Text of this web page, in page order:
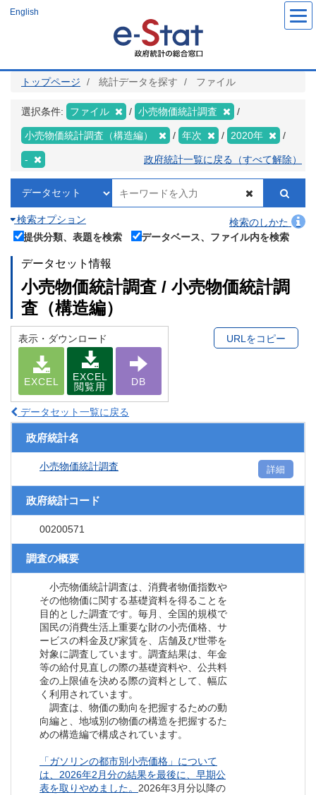
ツ
English
トップページ 統計データを探す ファイル
選択条件: ファイル 小売物価統計調査
小売物価統計調査（構造編） 年次 2020年
- 政府統計一覧に戻る（すべて解除）
検索オプション
検索のしかた
提供分類、表題を検索
データベース、ファイル内を検索
データセット情報
小売物価統計調査 / 小売物価統計調
査（構造編）
表示・ダウンロード
EXCEL
EXCEL
閲覧用
DB
URLをコピー
データセット一覧に戻る
政府統計名
小売物価統計調査 詳細
政府統計コード
00200571
調査の概要
小売物価統計調査は、消費者物価指数や
その他物価に関する基礎資料を得ることを
目的とした調査です。毎月、全国的規模で
国民の消費生活上重要な財の小売価格、サ
ービスの料金及び家賃を、店舗及び世帯を
対象に調査しています。調査結果は、年金
等の給付見直しの際の基礎資料や、公共料
金の上限値を決める際の資料として、幅広
く利用されています。
調査は、物価の動向を把握するための動
向編と、地域別の物価の構造を把握するた
めの構造編で構成されています。
「ガソリンの都市別小売価格」について
は、2026年2月分の結果を最後に、早期公
表を取りやめました。 2026年3月分以降の